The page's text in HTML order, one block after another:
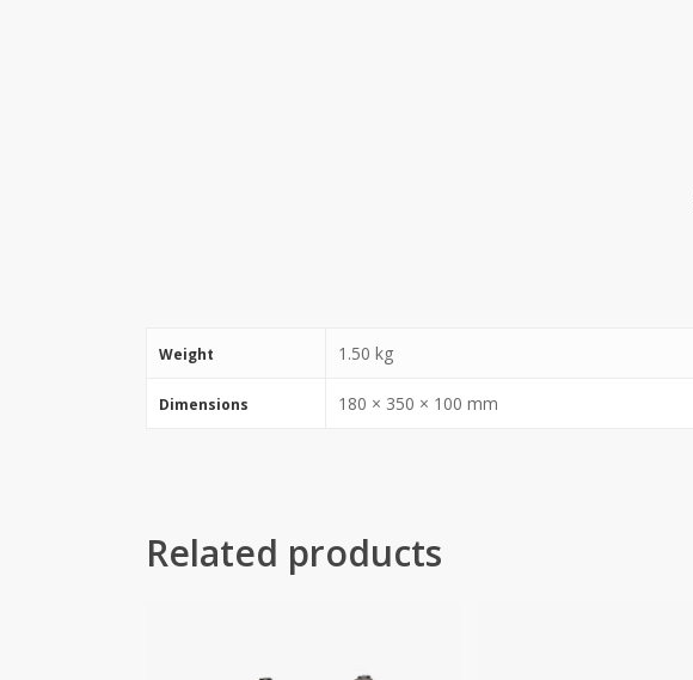
Weight 1.50 kg
Dimensions 180 × 350 × 100 mm
Related products